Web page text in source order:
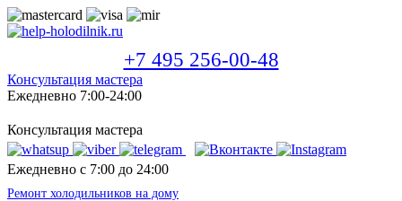
+7 495 256-00-48
Консультация мастера
Ежедневно 7:00-24:00
Консультация мастера
Ежедневно с 7:00 до 24:00
Ремонт холодильников на дому